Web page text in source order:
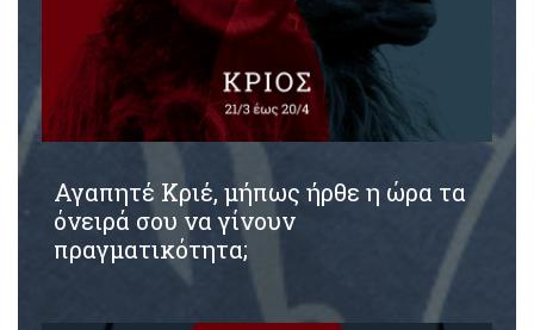
Αγαπητέ Κριέ, μήπως ήρθε η ώρα τα
όνειρά σου να γίνουν
πραγματικότητα;